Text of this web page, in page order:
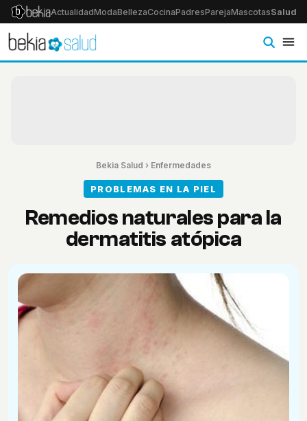
ActualidadModaBellezaCocinaPadresParejaMascotasSalud
Bekia Salud › Enfermedades
PROBLEMAS EN LA PIEL
Remedios naturales para la
dermatitis atópica